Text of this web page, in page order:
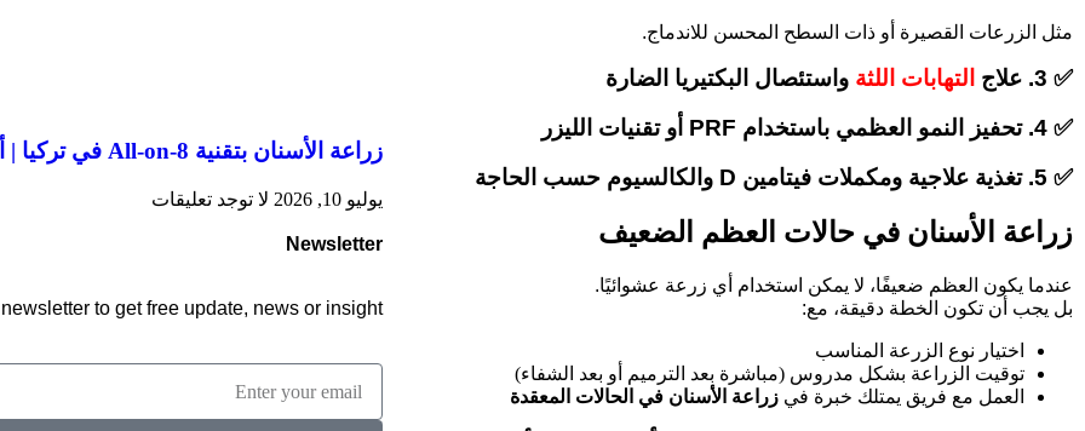
مثل الزرعات القصيرة أو ذات السطح المحسن للاندماج.
✅ 3. علاج التهابات اللثة واستئصال البكتيريا الضارة
✅ 4. تحفيز النمو العظمي باستخدام PRF أو تقنيات الليزر
✅ 5. تغذية علاجية ومكملات فيتامين D والكالسيوم حسب الحاجة
زراعة الأسنان في حالات العظم الضعيف
عندما يكون العظم ضعيفًا، لا يمكن استخدام أي زرعة عشوائيًا.
بل يجب أن تكون الخطة دقيقة، مع:
اختيار نوع الزرعة المناسب
توقيت الزراعة بشكل مدروس (مباشرة بعد الترميم أو بعد الشفاء)
العمل مع فريق يمتلك خبرة في زراعة الأسنان في الحالات المعقدة
زراعة الأسنان بتقنية All-on-8 في تركيا | أسنان ثابتة للفك الكامل
يوليو 10, 2026 لا توجد تعليقات
Newsletter
to get free update, news or insight.